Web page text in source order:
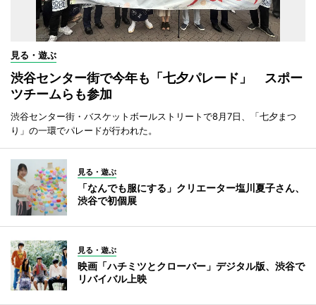
見る・遊ぶ
渋谷センター街で今年も「七夕パレード」 スポー
ツチームらも参加
渋谷センター街・バスケットボールストリートで8月7日、「七夕まつ
り」の一環でパレードが行われた。
見る・遊ぶ
「なんでも服にする」クリエーター塩川夏子さん、
渋谷で初個展
見る・遊ぶ
映画「ハチミツとクローバー」デジタル版、渋谷で
リバイバル上映